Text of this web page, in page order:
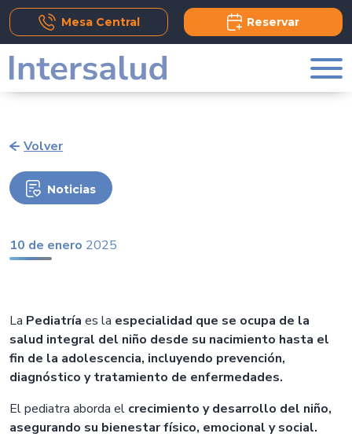
Add Comment
Mesa Central Reservar
Volver
Noticias
10 de enero 2025
La Pediatría es la especialidad que se ocupa de la
salud integral del niño desde su nacimiento hasta el
fin de la adolescencia, incluyendo prevención,
diagnóstico y tratamiento de enfermedades.
El pediatra aborda el crecimiento y desarrollo del niño,
asegurando su bienestar físico, emocional y social.